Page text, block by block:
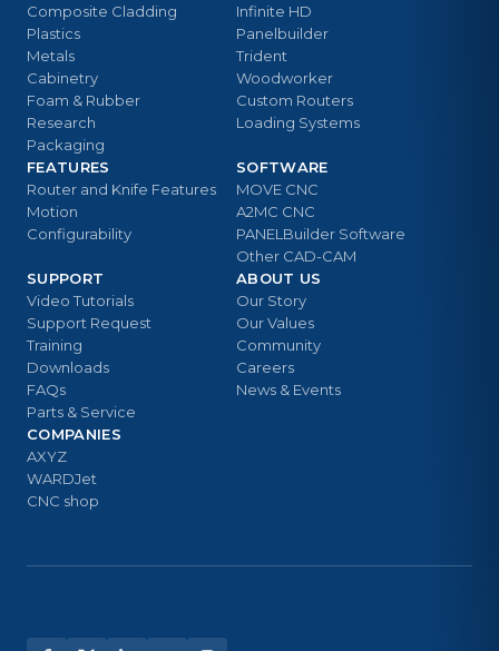
Infinite HD
Panelbuilder
Trident
Woodworker
Custom Routers
Loading Systems
Composite Cladding
Plastics
Metals
Cabinetry
Foam & Rubber
Research
Packaging
FEATURES
Router and Knife Features
Motion
Configurability
SOFTWARE
MOVE CNC
A2MC CNC
PANELBuilder Software
Other CAD-CAM
SUPPORT
Video Tutorials
Support Request
Training
Downloads
FAQs
Parts & Service
ABOUT US
Our Story
Our Values
Community
Careers
News & Events
COMPANIES
AXYZ
WARDJet
CNC shop